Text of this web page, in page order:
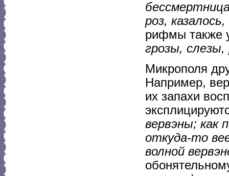
роз,
рифмы также
грозы,
Микрополя
Например,
их запахи
вервэны; как
откуда-то
волной